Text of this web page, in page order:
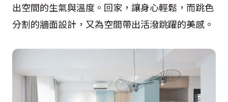
出空間的生氣與溫度。回家，讓身心輕鬆，而跳色
分割的牆面設計，又為空間帶出活潑跳躍的美感。